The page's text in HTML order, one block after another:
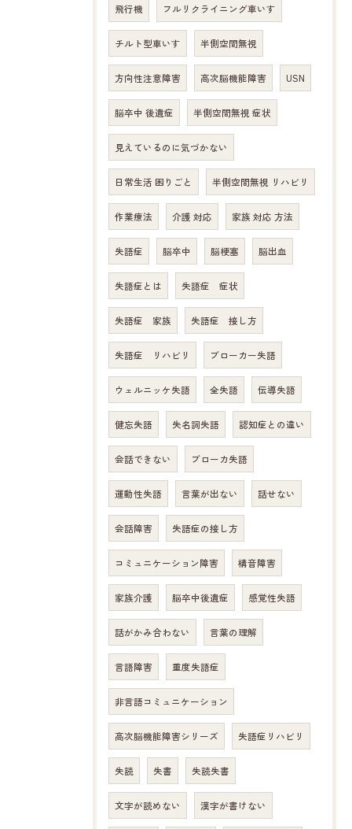
飛行機 フルリクライニング車いす
チルト型車いす 半側空間無視
方向性注意障害 高次脳機能障害 USN
脳卒中 後遺症 半側空間無視 症状
見えているのに気づかない
日常生活 困りごと 半側空間無視 リハビリ
作業療法 介護 対応 家族 対応 方法
失語症 脳卒中 脳梗塞 脳出血
失語症とは 失語症 症状
失語症 家族 失語症 接し方
失語症 リハビリ ブローカー失語
ウェルニッケ失語 全失語 伝導失語
健忘失語 失名詞失語 認知症との違い
会話できない ブローカ失語
運動性失語 言葉が出ない 話せない
会話障害 失語症の接し方
コミュニケーション障害 構音障害
家族介護 脳卒中後遺症 感覚性失語
話がかみ合わない 言葉の理解
言語障害 重度失語症
非言語コミュニケーション
高次脳機能障害シリーズ 失語症リハビリ
失読 失書 失読失書
文字が読めない 漢字が書けない